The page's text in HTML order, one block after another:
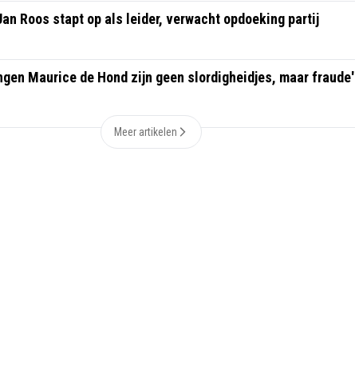
Roos stapt op als leider, verwacht opdoeking partij
Maurice de Hond zijn geen slordigheidjes, maar fraude'
Meer artikelen